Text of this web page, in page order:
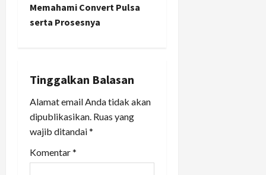
t
v
i
g
a
Memahami Convert Pulsa
serta Prosesnya
Tinggalkan Balasan
Alamat email Anda tidak akan
dipublikasikan. Ruas yang
wajib ditandai*
Komentar*